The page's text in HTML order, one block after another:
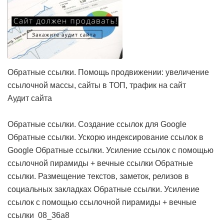
Обратные ссылки. Помощь продвижении: увеличение
ссылочной массы, сайты в ТОП, трафик на сайт
Аудит сайта
Обратные ссылки. Создание ссылок для Google
Обратные ссылки. Ускорю индексирование ссылок в
Google Обратные ссылки. Усиление ссылок с помощью
ссылочной пирамиды + вечные ссылки Обратные
ссылки. Размещение текстов, заметок, релизов в
социальных закладках Обратные ссылки. Усиление
ссылок с помощью ссылочной пирамиды + вечные
ссылки 08_36a8